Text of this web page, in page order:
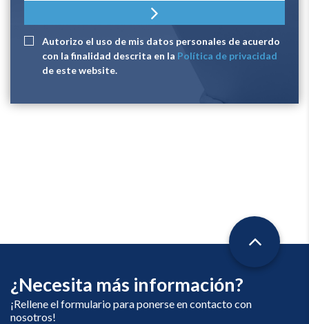
Autorizo ​​el uso de mis datos personales de acuerdo
con la finalidad descrita en la Política de privacidad
de este website.
¿Necesita más información?
¡Rellene el formulario para ponerse en contacto con
nosotros!